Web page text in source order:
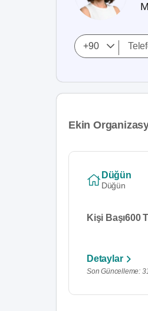
Ekin
Düğün
Düğün
Kişi Başı600
Detaylar
Son Güncelleme: